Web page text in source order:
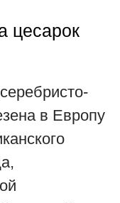
цесарок
в Европу